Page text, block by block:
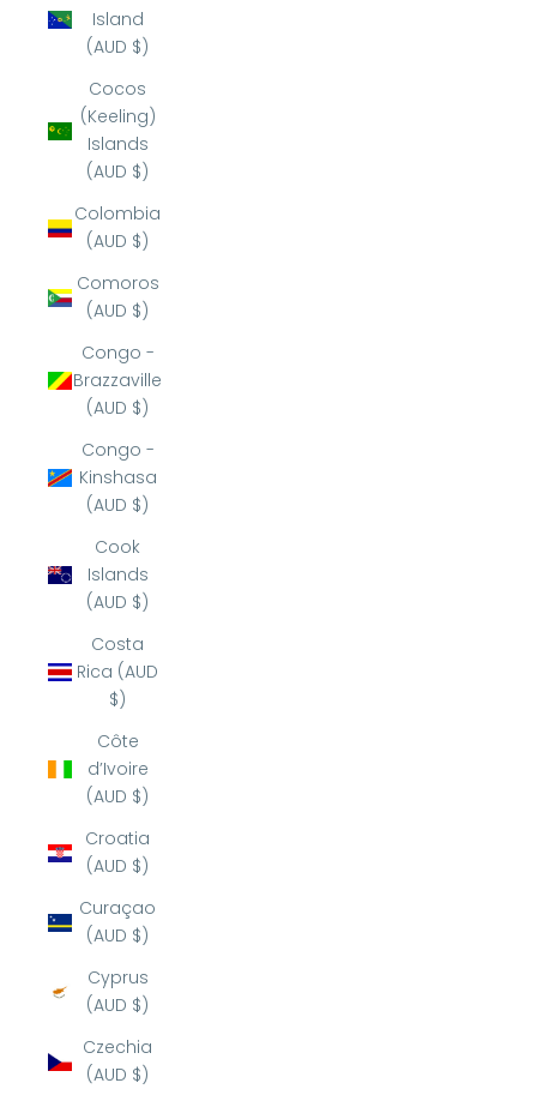
Island
(AUD $)
Cocos
(Keeling)
Islands
(AUD $)
Colombia
(AUD $)
Comoros
(AUD $)
Congo -
Brazzaville
(AUD $)
Congo -
Kinshasa
(AUD $)
Cook
Islands
(AUD $)
Costa
Rica (AUD
$)
Côte
d’Ivoire
(AUD $)
Croatia
(AUD $)
Curaçao
(AUD $)
Cyprus
(AUD $)
Czechia
(AUD $)